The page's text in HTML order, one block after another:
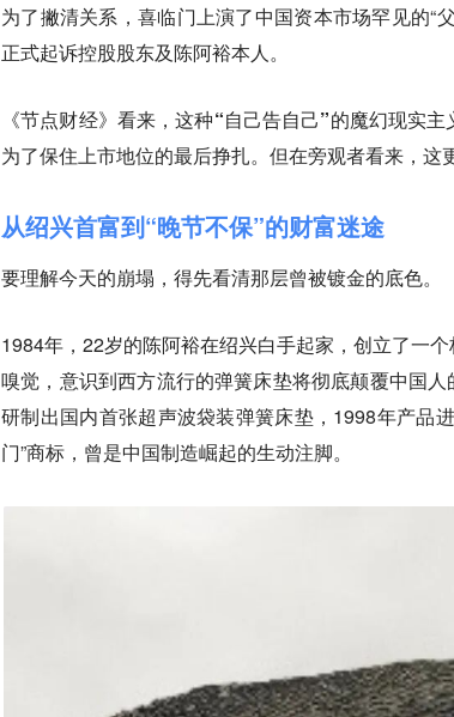
为了撇清关系，喜临门上演了中国资本市场罕见的
正式起诉控股股东及陈阿裕本人。
《节点财经》看来，这种“自己告自己”的魔幻现实
为了保住上市地位的最后挣扎。但在旁观者看来，这
从绍兴首富到“晚节不保”的财富迷途
要理解今天的崩塌，得先看清那层曾被镀金的底色。
1984年，22岁的陈阿裕在绍兴白手起家，创立了一
嗅觉，意识到西方流行的弹簧床垫将彻底颠覆中国
研制出国内首张超声波袋装弹簧床垫，1998年产品
门”商标，曾是中国制造崛起的生动注脚。